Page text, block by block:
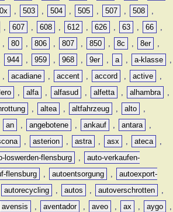
, 503 , 504 , 505 , 507 , 508
,
, 607 , 608 , 612 , 626 , 63 , 66
,
, 80 , 806 , 807 , 850 , 8c , 8er
,
944 , 959 , 968 , 9er , a , a-klasse
,
, acadiane , accent , accord , active
,
, alfa , alfasud , alfetta , alhambra
,
, altea , altfahrzeug , alto
,
an , angebotene , ankauf , antara
,
, asterion , astra , asx , ateca
,
loswerden-flensburg ,
auto-verkaufen-
flensburg , autoentsorgung ,
autoexport-
autorecycling , autos , autoverschrotten
,
avensis , aventador , aveo , ax , aygo
,